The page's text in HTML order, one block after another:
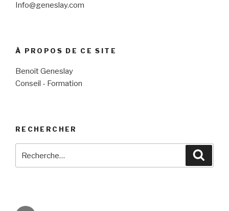
Info@geneslay.com
À PROPOS DE CE SITE
Benoit Geneslay
Conseil - Formation
RECHERCHER
pour